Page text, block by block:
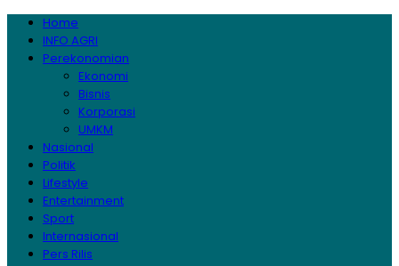
Home
INFO AGRI
Perekonomian
Ekonomi
Bisnis
Korporasi
UMKM
Nasional
Politik
Lifestyle
Entertainment
Sport
Internasional
Pers Rilis